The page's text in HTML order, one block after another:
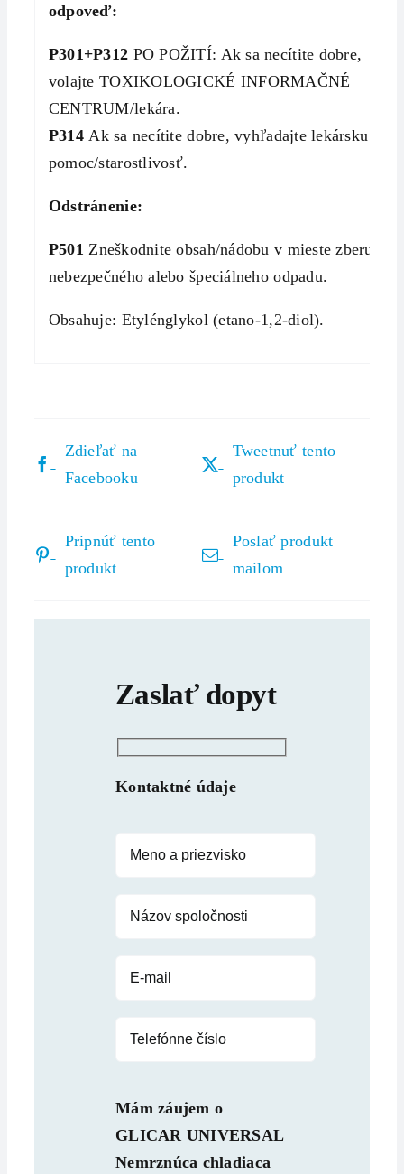
odpoveď:
P301+P312 PO POŽITÍ: Ak sa necítite dobre,
volajte TOXIKOLOGICKÉ INFORMAČNÉ
CENTRUM/lekára.
P314Ak sa necítite dobre, vyhľadajte lekársku
pomoc/starostlivosť.
Odstránenie:
P501 Zneškodnite obsah/nádobu v mieste zberu
nebezpečného alebo špeciálneho odpadu.
Obsahuje: Etylénglykol (etano-1,2-diol).
Zdieľať na
Facebooku
Tweetnuť tento
produkt
Pripnúť tento
produkt
Poslať produkt
mailom
Zaslať dopyt
Kontaktné údaje
Mám záujem o
GLICAR UNIVERSAL
Nemrznúca chladiaca